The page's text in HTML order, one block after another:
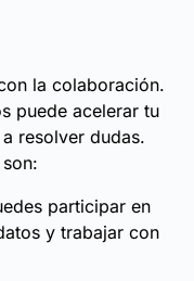
la colaboración.
puede acelerar tu
resolver dudas.
participar en
y trabajar con